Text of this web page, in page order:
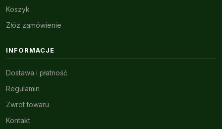
Koszyk
Złóż zamówienie
INFORMACJE
Dostawa i płatność
Regulamin
Zwrot towaru
Kontakt